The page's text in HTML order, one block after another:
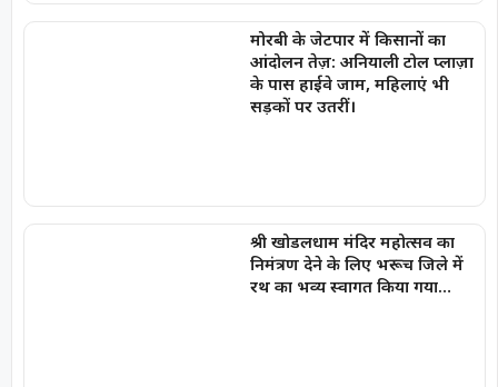
मोरबी के जेटपार में किसानों का
आंदोलन तेज़: अनियाली टोल प्लाज़ा
के पास हाईवे जाम, महिलाएं भी
सड़कों पर उतरीं।
श्री खोडलधाम मंदिर महोत्सव का
निमंत्रण देने के लिए भरूच जिले में
रथ का भव्य स्वागत किया गया…